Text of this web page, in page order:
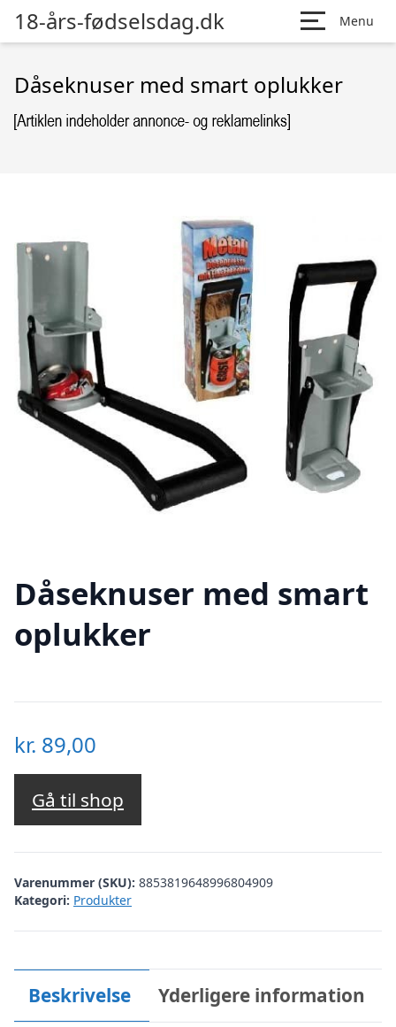
18-års-fødselsdag.dk Menu
Dåseknuser med smart oplukker
Dåseknuser med smart
oplukker
kr. 89,00
Gå til shop
Varenummer (SKU): 8853819648996804909
Kategori: Produkter
Beskrivelse Yderligere information